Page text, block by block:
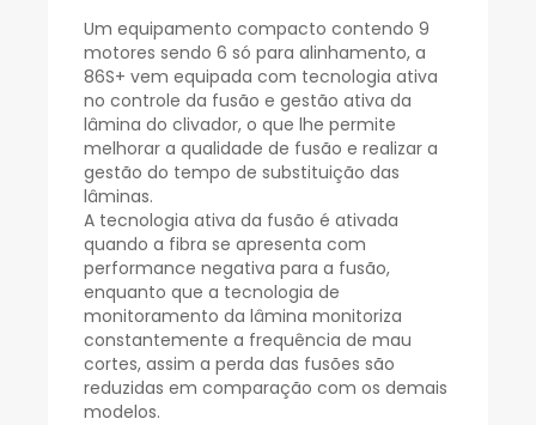
Um equipamento compacto contendo 9
motores sendo 6 só para alinhamento, a
86S+ vem equipada com tecnologia ativa
no controle da fusão e gestão ativa da
lâmina do clivador, o que lhe permite
melhorar a qualidade de fusão e realizar a
gestão do tempo de substituição das
lâminas.
A tecnologia ativa da fusão é ativada
quando a fibra se apresenta com
performance negativa para a fusão,
enquanto que a tecnologia de
monitoramento da lâmina monitoriza
constantemente a frequência de mau
cortes, assim a perda das fusões são
reduzidas em comparação com os demais
modelos.